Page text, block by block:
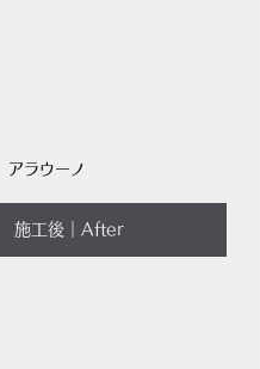
アラウーノ
施工後｜After